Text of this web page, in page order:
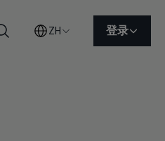
搜索
ZH 登录